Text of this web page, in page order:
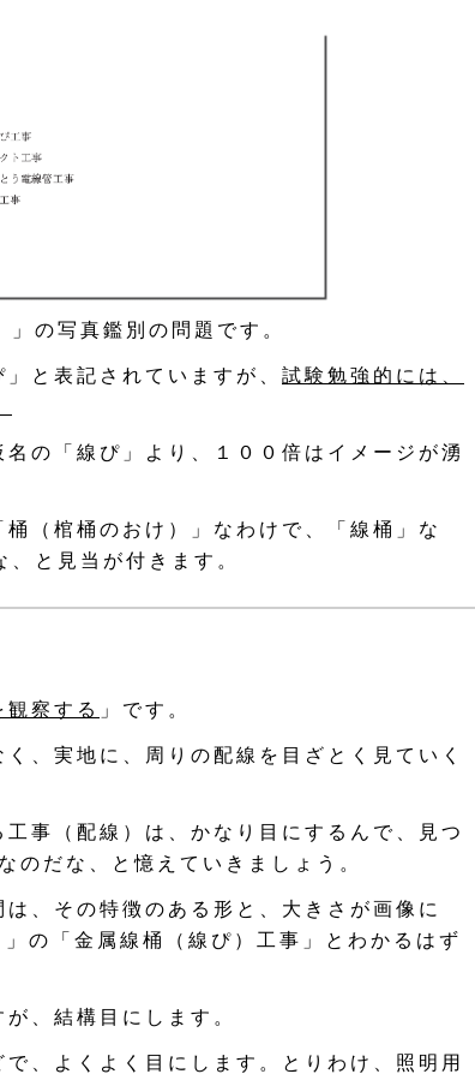
の写真鑑別の問題です。
と表記されていますが、 試験勉強的には、
名の「線ぴ」より、１００倍はイメージが湧
（棺桶のおけ）」なわけで、「線桶」な
と見当が付きます。
察する 」です。
、実地に、周りの配線を目ざとく見ていく
事（配線）は、かなり目にするんで、見つ
のだな、と憶えていきましょう。
、その特徴のある形と、大きさが画像に
の「金属線桶（線ぴ）工事」とわかるはず
、結構目にします。
、よくよく目にします。とりわけ、照明用